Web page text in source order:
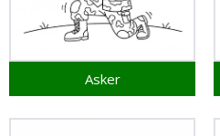
Asker